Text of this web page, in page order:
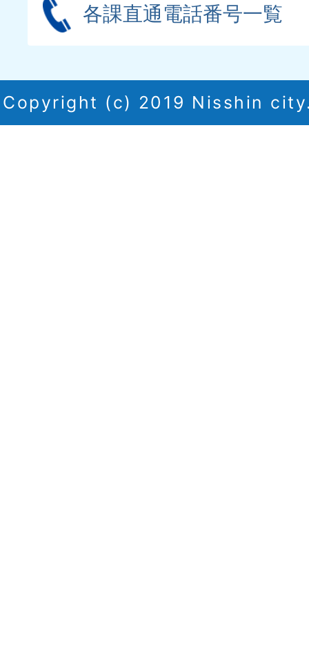
各課直通電話番号一覧
Copyright (c) 2019 Nisshin